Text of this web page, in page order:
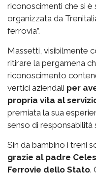
riconoscimenti che si
organizzata da
ferrovia”.
Massetti, visibilmente
ritirare la pergamena
riconoscimento
vertici aziendali per
propria vita al
premiata la sua
senso di
Sin da bambino i treni
grazie al padre
Ferrovie dello Stato.